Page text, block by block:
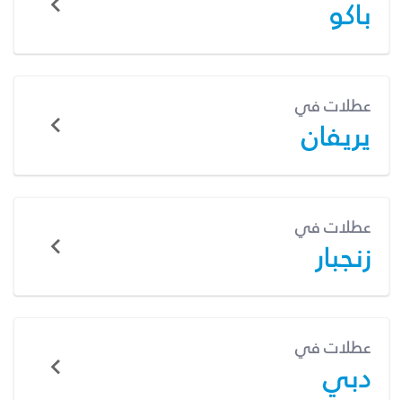
باكو
عطلات في
يريفان
عطلات في
زنجبار
عطلات في
دبي